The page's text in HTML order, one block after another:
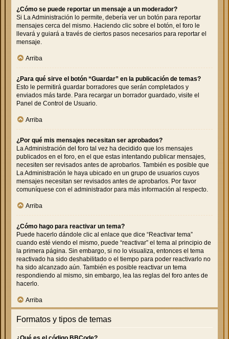
¿Cómo se puede reportar un mensaje a un moderador?
Si La Administración lo permite, debería ver un botón para reportar
mensajes cerca del mismo. Haciendo clic sobre el botón, el foro le
llevará y guiará a través de ciertos pasos necesarios para reportar el
mensaje.
Arriba
¿Para qué sirve el botón “Guardar” en la publicación de temas?
Esto le permitirá guardar borradores que serán completados y
enviados más tarde. Para recargar un borrador guardado, visite el
Panel de Control de Usuario.
Arriba
¿Por qué mis mensajes necesitan ser aprobados?
La Administración del foro tal vez ha decidido que los mensajes
publicados en el foro, en el que estas intentando publicar mensajes,
necesiten ser revisados antes de aprobarlos. También es posible que
La Administración le haya ubicado en un grupo de usuarios cuyos
mensajes necesitan ser revisados antes de aprobarlos. Por favor
comuníquese con el administrador para más información al respecto.
Arriba
¿Cómo hago para reactivar un tema?
Puede hacerlo dándole clic al enlace que dice “Reactivar tema”
cuando esté viendo el mismo, puede “reactivar” el tema al principio de
la primera página. Sin embargo, si no lo visualiza, entonces el tema
reactivado ha sido deshabilitado o el tiempo para poder reactivarlo no
ha sido alcanzado aún. También es posible reactivar un tema
respondiendo al mismo, sin embargo, lea las reglas del foro antes de
hacerlo.
Arriba
Formatos y tipos de temas